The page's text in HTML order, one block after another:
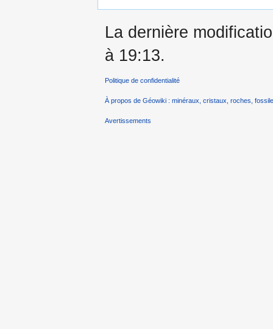
La dernière
à 19:13.
Politique de confidentialité
À propos de Géowiki : minéraux, cristaux, roches,
Avertissements